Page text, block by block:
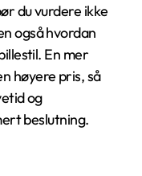
du vurdere ikke
også hvordan
En mer
høyere pris, så
og
beslutning.